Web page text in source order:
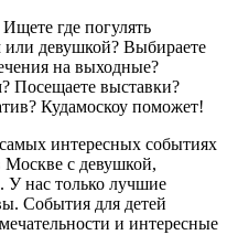
где погулять
или девушкой? Выбираете
на выходные?
Посещаете выставки?
Кудамоскоу поможет!
интересных событиях
с девушкой,
У нас только лучшие
События для детей
и интересные